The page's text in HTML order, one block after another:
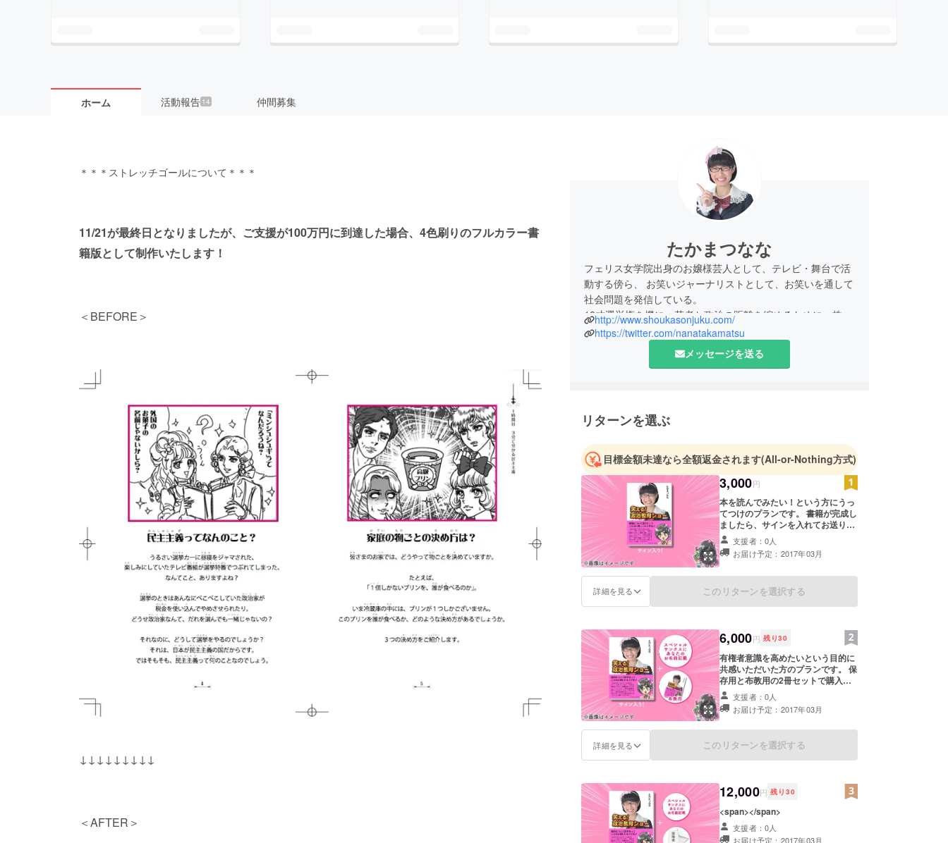
ホーム 活動報告 14 仲間募集
＊＊＊ストレッチゴールについて＊＊＊
11/21が最終日となりましたが、ご支援が100万円に到達した場合、4色刷りのフルカラー書
籍版として制作いたします！
＜BEFORE＞
↓↓↓↓↓↓↓↓↓
＜AFTER＞
たかまつなな
フェリス女学院出身のお嬢様芸人として、テレビ・舞台で活
動する傍ら、 お笑いジャーナリストとして、お笑いを通して
社会問題を発信している。
18才選挙権を機に、若者と政治の距離を縮めるために、株式
会社笑下村塾を設立。
芸能活動をする一方、東京大学大学院情報学環教育部、慶應
ショー」を行う株式会社笑下村塾を設立し、主権者教育の普
及・啓発を行う。
資格：中学校教諭一種免許状(社会)/高等学校教諭一種免許状
(地歴・公民)
R-1ぐらんぷり2013セミファイナリスト/日本テレビ「ワラ
チャン！」優勝/ABCお笑いグランプリ決勝/
JICA「なんとかしなきゃ！プロジェクト」著名人メンバー
http://www.shoukasonjuku.com/
https://twitter.com/nanatakamatsu
メッセージを送る
リターンを選ぶ
目標金額未達なら全額返金されます(All-or-Nothing方式)
3,000円
本を読んでみたい！という方にうっ
てつけのプランです。 書籍が完成し
ましたら、サインを入れてお送りさ
せていただきます。
支援者：0人
お届け予定：2017年03月
詳細を見る このリターンを選択する
6,000円 残り30
有権者意識を高めたいという目的に
共感いただいた方のプランです。 保
存用と布教用の2冊セットで購入で
きます。 さらに、保存用にのみ直筆
サインを入れてお送りいたします！
支援者：0人
お届け予定：2017年03月
詳細を見る このリターンを選択する
12,000円 残り 30
<span></span>
支援者：0人
お届け予定：2017年03月